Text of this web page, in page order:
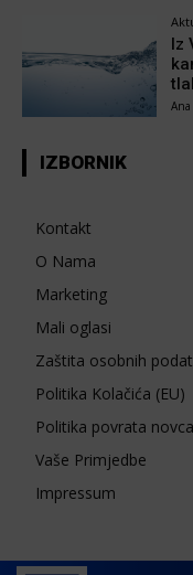
Iz
IZBORNIK
Kontakt
O Nama
Marketing
Mali oglasi
Zaštita osobnih
Politika Kolačića (EU)
Politika povrata
Vaše Primjedbe
Impressum